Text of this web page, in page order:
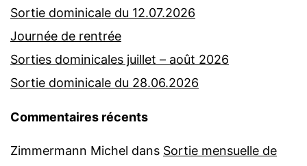
Sortie dominicale du 12.07.2026
Journée de rentrée
Sorties dominicales juillet – août 2026
Sortie dominicale du 28.06.2026
Commentaires récents
Zimmermann Michel dans Sortie mensuelle de